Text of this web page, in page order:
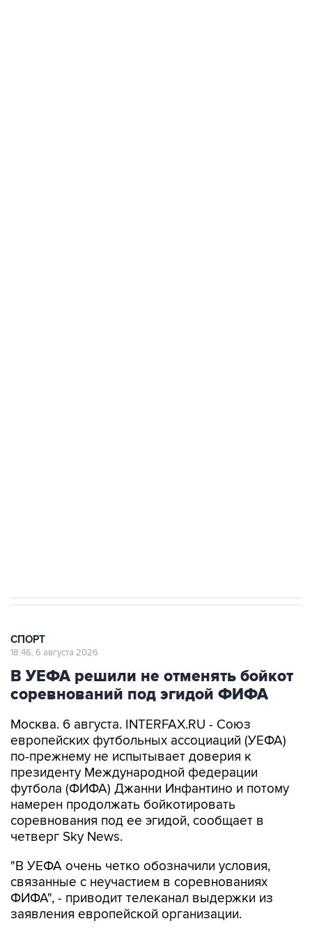
СПОРТ
18:46, 6 августа 2026
В УЕФА решили не отменять бойкот
соревнований под эгидой ФИФА
Москва. 6 августа. INTERFAX.RU - Союз
европейских футбольных ассоциаций (УЕФА)
по-прежнему не испытывает доверия к
президенту Международной федерации
футбола (ФИФА) Джанни Инфантино и потому
намерен продолжать бойкотировать
соревнования под ее эгидой, сообщает в
четверг Sky News.
"В УЕФА очень четко обозначили условия,
связанные с неучастием в соревнованиях
ФИФА", - приводит телеканал выдержки из
заявления европейской организации.